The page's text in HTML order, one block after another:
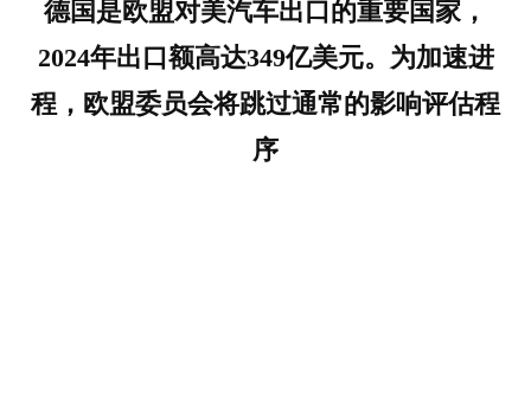
德国是欧盟对美汽车出口的重要国家，
2024年出口额高达349亿美元。为加速进
程，欧盟委员会将跳过通常的影响评估程
序